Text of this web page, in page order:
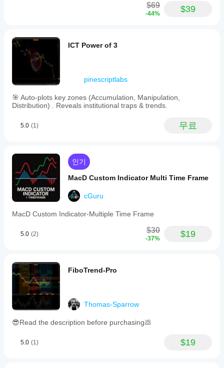
$69
-44% $39
ICT Power of 3
pinescriptlabs
🎯 Auto-plots key zones (Accumulation, Manipulation,
Distribution) . Reveals institutional traps & trends.
5.0 (1) 무료
인기
MacD Custom Indicator Multi Time Frame
cGuru
MacD Custom Indicator-Multiple Time Frame
5.0 (2) $30
-37% $19
FiboTrend-Pro
Thomas-Sparrow
😎Read the description before purchasing💩
5.0 (1) $19